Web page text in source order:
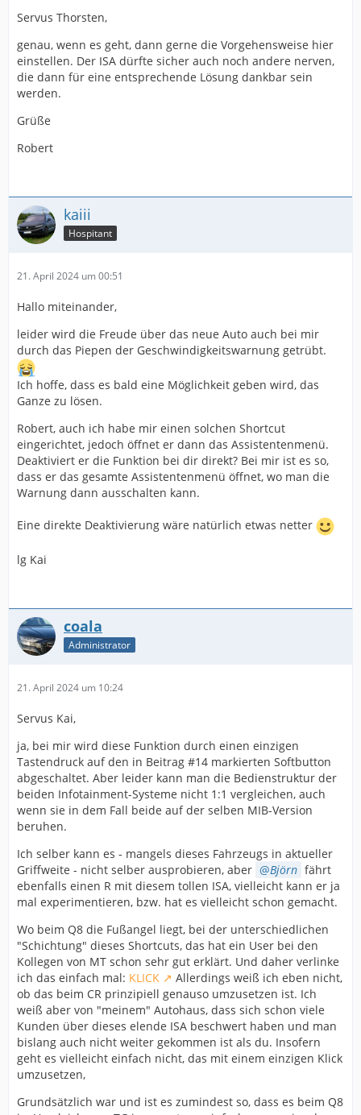
Servus Thorsten,
genau, wenn es geht, dann gerne die Vorgehensweise hier
einstellen. Der ISA dürfte sicher auch noch andere nerven,
die dann für eine entsprechende Lösung dankbar sein
werden.
Grüße
Robert
kaiii
Hospitant
21. April 2024 um 00:51
Hallo miteinander,
leider wird die Freude über das neue Auto auch bei mir
durch das Piepen der Geschwindigkeitswarnung getrübt.
Ich hoffe, dass es bald eine Möglichkeit geben wird, das
Ganze zu lösen.
Robert, auch ich habe mir einen solchen Shortcut
eingerichtet, jedoch öffnet er dann das Assistentenmenü.
Deaktiviert er die Funktion bei dir direkt? Bei mir ist es so,
dass er das gesamte Assistentenmenü öffnet, wo man die
Warnung dann ausschalten kann.
Eine direkte Deaktivierung wäre natürlich etwas netter
lg Kai
coala
Administrator
21. April 2024 um 10:24
Servus Kai,
ja, bei mir wird diese Funktion durch einen einzigen
Tastendruck auf den in Beitrag #14 markierten Softbutton
abgeschaltet. Aber leider kann man die Bedienstruktur der
beiden Infotainment-Systeme nicht 1:1 vergleichen, auch
wenn sie in dem Fall beide auf der selben MIB-Version
beruhen.
Ich selber kann es - mangels dieses Fahrzeugs in aktueller
Griffweite - nicht selber ausprobieren, aber
Björn fährt
ebenfalls einen R mit diesem tollen ISA, vielleicht kann er ja
mal experimentieren, bzw. hat es vielleicht schon gemacht.
Wo beim Q8 die Fußangel liegt, bei der unterschiedlichen
"Schichtung" dieses Shortcuts, das hat ein User bei den
Kollegen von MT schon sehr gut erklärt. Und daher verlinke
ich das einfach mal: KLICK
Allerdings weiß ich eben nicht,
ob das beim CR prinzipiell genauso umzusetzen ist. Ich
weiß aber von "meinem" Autohaus, dass sich schon viele
Kunden über dieses elende ISA beschwert haben und man
bislang auch nicht weiter gekommen ist als du. Insofern
geht es vielleicht einfach nicht, das mit einem einzigen Klick
umzusetzen,
Grundsätzlich war und ist es zumindest so, dass es beim Q8